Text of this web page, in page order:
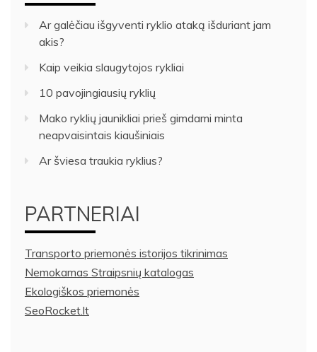
Ar galėčiau išgyventi ryklio ataką išduriant jam
akis?
Kaip veikia slaugytojos rykliai
10 pavojingiausių ryklių
Mako ryklių jaunikliai prieš gimdami minta
neapvaisintais kiaušiniais
Ar šviesa traukia ryklius?
PARTNERIAI
Transporto priemonės istorijos tikrinimas
Nemokamas Straipsnių katalogas
Ekologiškos priemonės
SeoRocket.lt